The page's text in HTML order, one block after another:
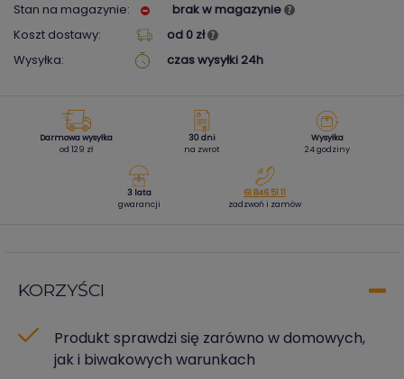
Stan na magazynie:
brak w magazynie
Koszt dostawy:
od 0 zł
Wysyłka:
czas wysyłki 24h
Darmowa wysyłka
od 129 zł
30 dni
na zwrot
Wysyłka
24 godziny
3 lata
gwarancji
61 846 51 11
zadzwoń i zamów
KORZYŚCI
Produkt sprawdzi się zarówno w domowych,
jak i biwakowych warunkach